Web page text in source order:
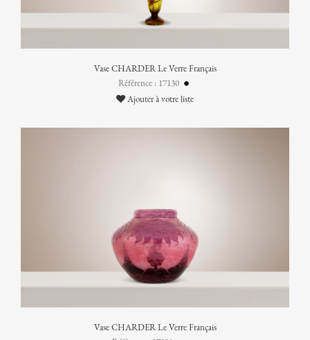
Vase CHARDER Le Verre Français
Référence : 17130
Ajouter à votre liste
Vase CHARDER Le Verre Français